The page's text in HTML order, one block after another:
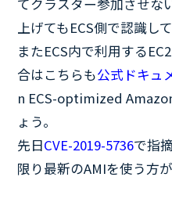
てクラスター参加させな
上げてもECS側で認識し
またECS内で利用する
合はこちらも公式ドキュ
n ECS-optimized
ょう。
先日CVE-2019-5736で指
限り最新のAMIを使う方